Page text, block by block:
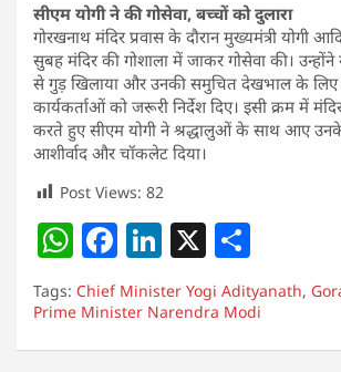
सीएम योगी ने की गोसेवा, बच्चों को दुलारा
गोरखनाथ मंदिर प्रवास के दौरान मुख्यमंत्री योगी
सुबह मंदिर की गोशाला में जाकर गोसेवा की।
से गुड़ खिलाया और उनकी समुचित देखभाल के लिए
कार्यकर्ताओं को जरूरी निर्देश दिए। इसी क्रम में
करते हुए सीएम योगी ने श्रद्धालुओं के साथ आए
आशीर्वाद और चॉकलेट दिया।
Post Views: 82
W
h
at
s
F
a
c
e
Li
n
k
e
X
h
ar
e
Tags: Chief Minister Yogi Adityanath,
Prime Minister Narendra Modi